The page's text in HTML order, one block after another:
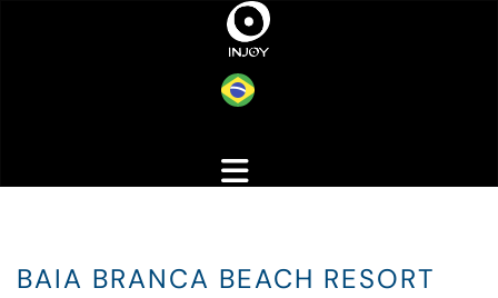
BAIA BRANCA BEACH RESORT